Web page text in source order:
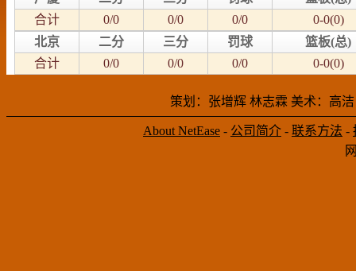
合计
0/0 0/0 0/0
0-0(0)
北京
二分 三分 罚球
篮板(总)
合计
0/0 0/0 0/0 0-0(0)
策划：张增辉 林志霖 美术：高
About NetEase - 公司简介 - 联系方法 -